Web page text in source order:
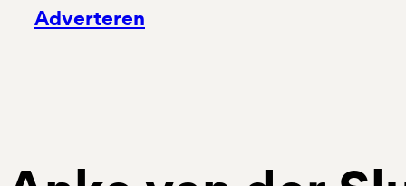
Adverteren